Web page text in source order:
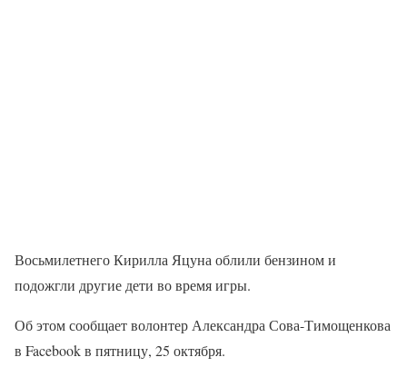
Восьмилетнего Кирилла Яцуна облили бензином и
подожгли другие дети во время игры.
Об этом сообщает волонтер Александра Сова-Тимощенкова
в Facebook в пятницу, 25 октября.